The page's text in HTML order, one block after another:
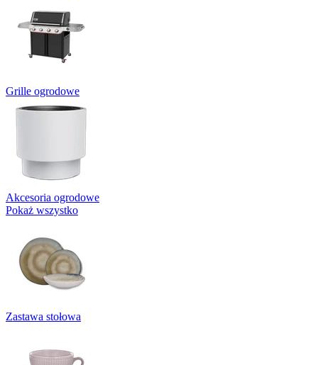
Grille ogrodowe
Akcesoria ogrodowe
Pokaż wszystko
Zastawa stołowa